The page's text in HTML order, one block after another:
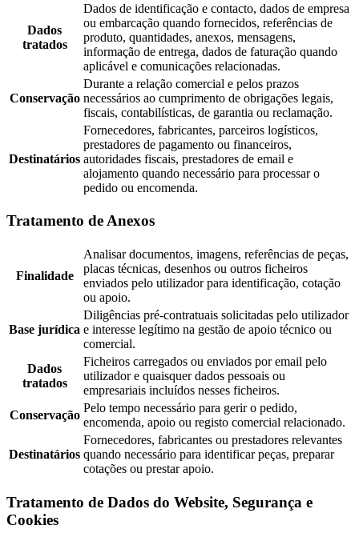
Dados
tratados
Dados de identificação e contacto, dados de empresa
ou embarcação quando fornecidos, referências de
produto, quantidades, anexos, mensagens,
informação de entrega, dados de faturação quando
aplicável e comunicações relacionadas.
Conservação
Durante a relação comercial e pelos prazos
necessários ao cumprimento de obrigações legais,
fiscais, contabilísticas, de garantia ou reclamação.
Destinatários
Fornecedores, fabricantes, parceiros logísticos,
prestadores de pagamento ou financeiros,
autoridades fiscais, prestadores de email e
alojamento quando necessário para processar o
pedido ou encomenda.
Tratamento de Anexos
Finalidade
Analisar documentos, imagens, referências de peças,
placas técnicas, desenhos ou outros ficheiros
enviados pelo utilizador para identificação, cotação
ou apoio.
Base jurídica
Diligências pré-contratuais solicitadas pelo utilizador
e interesse legítimo na gestão de apoio técnico ou
comercial.
Dados
tratados
Ficheiros carregados ou enviados por email pelo
utilizador e quaisquer dados pessoais ou
empresariais incluídos nesses ficheiros.
Conservação
Pelo tempo necessário para gerir o pedido,
encomenda, apoio ou registo comercial relacionado.
Destinatários
Fornecedores, fabricantes ou prestadores relevantes
quando necessário para identificar peças, preparar
cotações ou prestar apoio.
Tratamento de Dados do Website, Segurança e
Cookies